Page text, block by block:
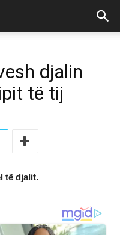
djalin
të tij
të djalit.